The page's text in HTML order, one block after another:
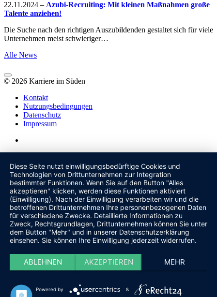
22.11.2024 – Azubi-Recruiting: Mit kleinen Maßnahmen große
Talente anziehen!
Die Suche nach den richtigen Auszubildenden gestaltet sich für viele
Unternehmen meist schwieriger…
Alle News
© 2026 Karriere im Süden
Kontakt
Nutzungsbedingungen
Datenschutz
Impressum
Diese Seite nutzt einwilligungsbedürftige Cookies und
Technologien von Drittunternehmen zur Integration
bestimmter Funktionen. Wenn Sie auf den Button "Alles
akzeptieren" klicken, werden diese Funktionen aktiviert
(Einwilligung). Nach der Einwilligung verarbeiten wir und die
betroffenen Drittunternehmen Ihre personenbezogenen Daten
für verschiedene Zwecke. Detaillierte Informationen zu
Zweck, Rechtsgrundlagen, Drittunternehmen können Sie unter
dem Button "Mehr" und in unserer Datenschutzerklärung
einsehen. Sie können Ihre Einwilligung jederzeit widerrufen.
ABLEHNEN AKZEPTIEREN MEHR
Powered by &